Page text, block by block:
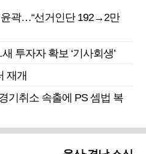
곽…“선거인단 192→2만
투자자 확보 ‘기사회생’
재개
기취소 속출에 PS 셈법 복